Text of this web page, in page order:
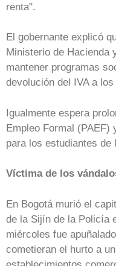
renta".
El gobernante explicó
Ministerio de Hacienda
mantener programas
devolución del IVA a
Igualmente espera
Empleo Formal (PAEF)
para los estudiantes
Víctima de los
En Bogotá murió el
de la Sijín de la Policía
miércoles fue
cometieran el hurto a